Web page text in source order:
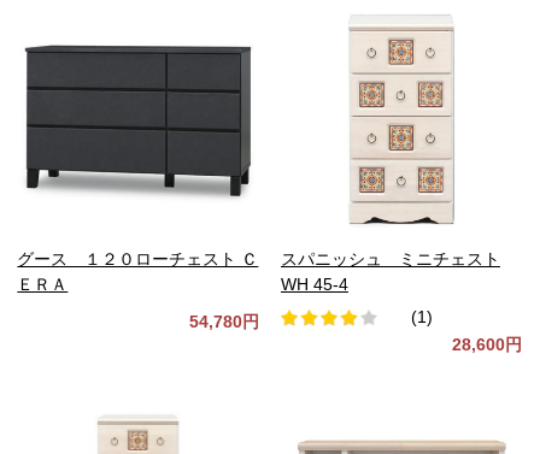
グース １２０ローチェスト Ｃ
ＥＲＡ
54,780円
スパニッシュ ミニチェスト
WH 45-4
(1)
28,600円